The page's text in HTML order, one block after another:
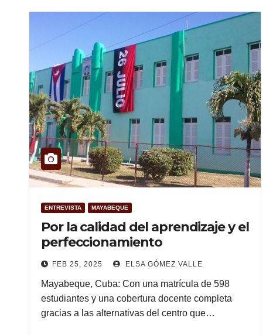
ENTREVISTA MAYABEQUE
Por la calidad del aprendizaje y el
perfeccionamiento
FEB 25, 2025 ELSA GÓMEZ VALLE
Mayabeque, Cuba: Con una matrícula de 598
estudiantes y una cobertura docente completa
gracias a las alternativas del centro que…